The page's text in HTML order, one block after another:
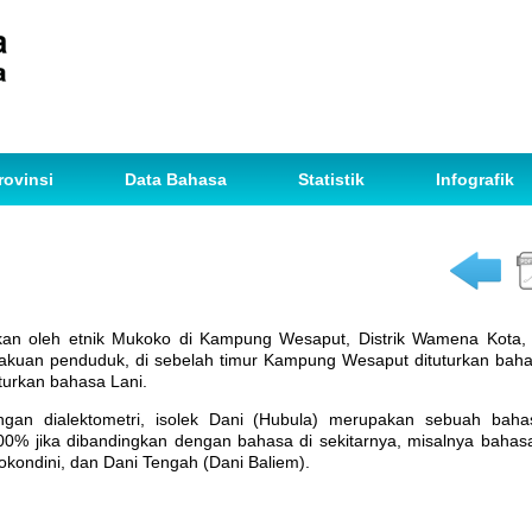
Data Bahasa Statistik Infografik
oleh etnik Mukoko di Kampung Wesaput, Distrik Wamena Kota,
penduduk, di sebelah timur Kampung Wesaput dituturkan
bahasa Lani.
dialektometri, isolek Dani (Hubula) merupakan sebuah
jika dibandingkan dengan bahasa di sekitarnya, misalnya
dan Dani Tengah (Dani Baliem).